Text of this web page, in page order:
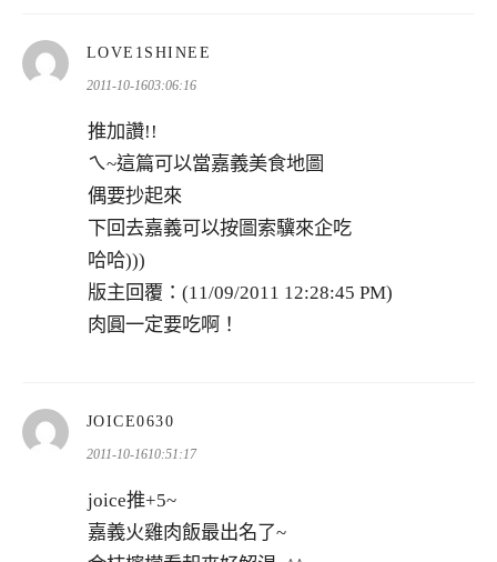
LOVE1SHINEE
2011-10-1603:06:16
推加讚!!
ㄟ~這篇可以當嘉義美食地圖
偶要抄起來
下回去嘉義可以按圖索驥來企吃
哈哈)))
版主回覆：(11/09/2011 12:28:45 PM)
肉圓一定要吃啊！
JOICE0630
示:
2011-10-1610:51:17
joice推+5~
嘉義火雞肉飯最出名了~